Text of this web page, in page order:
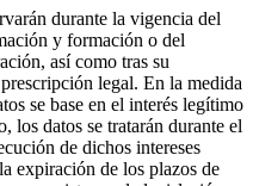
durante la vigencia del
y formación o del
así como tras su
legal. En la medida
se base en el interés legítimo
los datos se tratarán durante el
de dichos intereses
expiración de los plazos de